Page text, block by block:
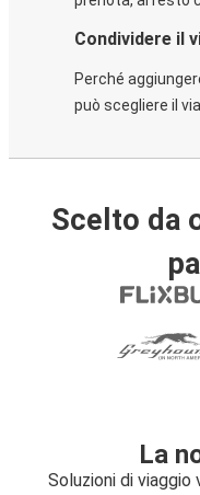
Condividere il
Perché
può scegliere il
Scelto da
La
Soluzioni di